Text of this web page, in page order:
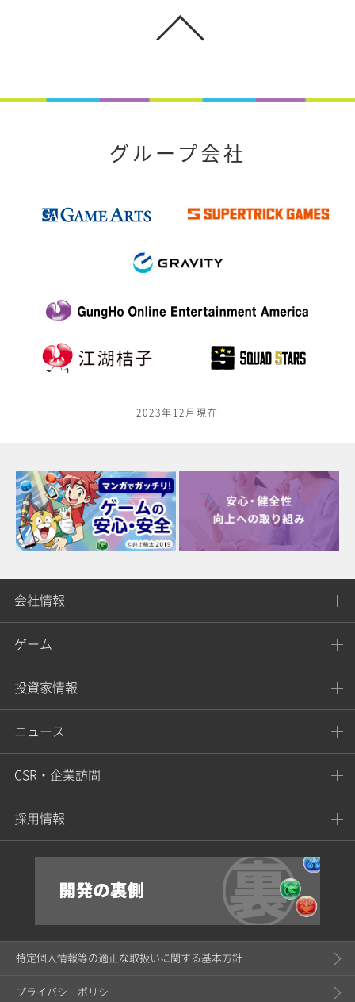
グループ会社
2023年12月現在
会社情報
ゲーム
投資家情報
ニュース
CSR・企業訪問
採用情報
特定個人情報等の適正な取扱いに関する基本方針
プライバシーポリシー